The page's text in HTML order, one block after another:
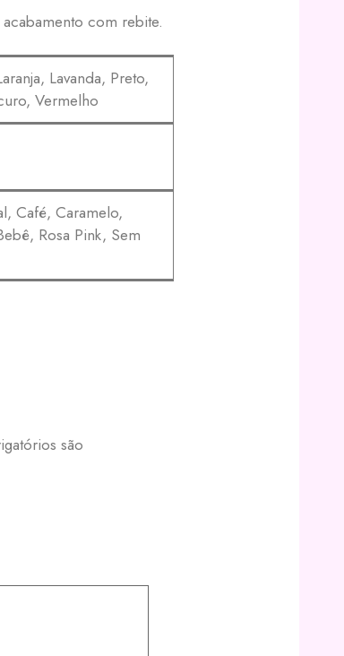
com rebite.
Lavanda, Preto,
Vermelho
Café, Caramelo,
Rosa Pink, Sem
são